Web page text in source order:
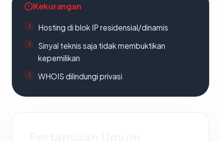
Kekurangan
Hosting di blok IP residensial/dinamis
Sinyal teknis saja tidak membuktikan
kepemilikan
WHOIS dilindungi privasi